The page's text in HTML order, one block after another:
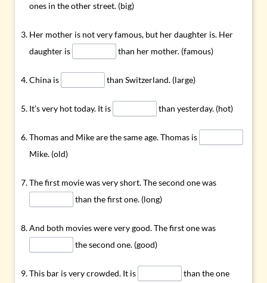
ones in the other street. (big)
Her mother is not very famous, but her daughter is. Her
daughter is
than her mother. (famous)
China is than Switzerland. (large)
It’s very hot today. It is than yesterday. (hot)
Thomas and Mike are the same age. Thomas is
Mike. (old)
The first movie was very short. The second one was
than the first one. (long)
And both movies were very good. The first one was
the second one. (good)
This bar is very crowded. It is
than the one